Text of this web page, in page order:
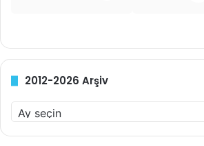
2012-2026 Arşiv
0
1